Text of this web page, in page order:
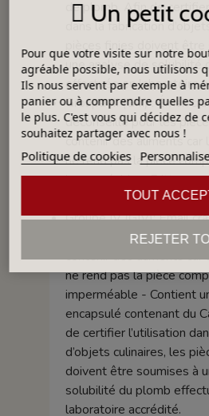
de plomb. Afin de certifier
dans la fabrication
pièces finies doivent être
une analyse de solubilité
effectuée en laboratoire
Groupe III (GIII) : Émail
déconseillé pour les
contenir des aliments car
ne rend pas la pièce
imperméable - Fritte
taux supérieur aux
Groupe IV (GIV): Émail
déconseillé pour les
contenir des aliments car
ne rend pas la pièce
imperméable - Contient
encapsulé contenant du
de certifier l’utilisation
d’objets culinaires, les
doivent être soumises à
solubilité du plomb
laboratoire accrédité.
Un petit
Pour que votre visite sur notre
agréable possible, nous utilisons
Ils nous servent par exemple à
panier ou à comprendre quelles
le plus. C'est vous qui décidez de
souhaitez partager avec nous !
Politique de cookies
REJETER
TOUT